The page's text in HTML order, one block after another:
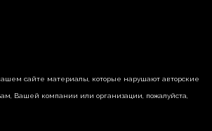
сайте материалы, которые нарушают авторские
Вашей компании или организации, пожалуйста,